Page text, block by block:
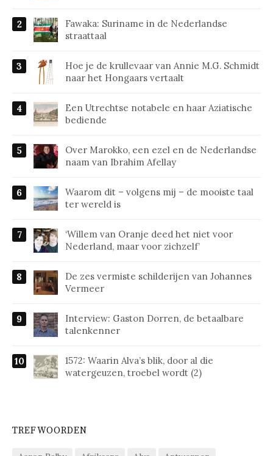
Fawaka: Suriname in de Nederlandse
straattaal
Hoe je de krullevaar van Annie M.G. Schmidt
naar het Hongaars vertaalt
Een Utrechtse notabele en haar Aziatische
bediende
Over Marokko, een ezel en de Nederlandse
naam van Ibrahim Afellay
Waarom dit – volgens mij – de mooiste taal
ter wereld is
‘Willem van Oranje deed het niet voor
Nederland, maar voor zichzelf’
De zes vermiste schilderijen van Johannes
Vermeer
Interview: Gaston Dorren, de betaalbare
talenkenner
1572: Waarin Alva’s blik, door al die
watergeuzen, troebel wordt (2)
TREFWOORDEN